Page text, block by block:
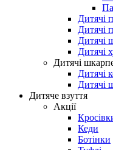
Дитячі
Дитячі
Дитячі
Дитячі
Дитячі
Дитячі
Дитячі
Дитяче взуття
Акції
Кеди
Ботінки